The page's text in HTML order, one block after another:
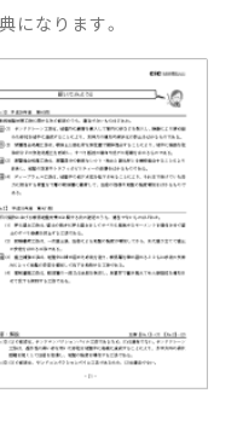
になります。